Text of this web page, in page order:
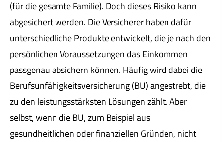
(für die gesamte Familie). Doch dieses Risiko kann
abgesichert werden. Die Versicherer haben dafür
unterschiedliche Produkte entwickelt, die je nach den
persönlichen Voraussetzungen das Einkommen
passgenau absichern können. Häufig wird dabei die
Berufs­unfähig­keitsversicherung (BU) angestrebt, die
zu den leistungsstärksten Lösungen zählt. Aber
selbst, wenn die BU, zum Beispiel aus
gesundheitlichen oder finanziellen Gründen, nicht